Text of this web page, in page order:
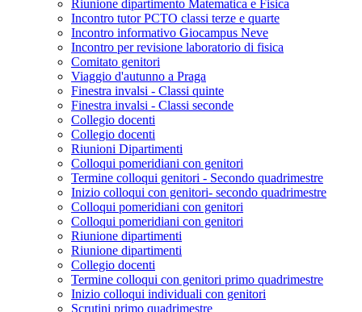
Riunione dipartimento Matematica e Fisica
Incontro tutor PCTO classi terze e quarte
Incontro informativo Giocampus Neve
Incontro per revisione laboratorio di fisica
Comitato genitori
Viaggio d'autunno a Praga
Finestra invalsi - Classi quinte
Finestra invalsi - Classi seconde
Collegio docenti
Collegio docenti
Riunioni Dipartimenti
Colloqui pomeridiani con genitori
Termine colloqui genitori - Secondo quadrimestre
Inizio colloqui con genitori- secondo quadrimestre
Colloqui pomeridiani con genitori
Colloqui pomeridiani con genitori
Riunione dipartimenti
Riunione dipartimenti
Collegio docenti
Termine colloqui con genitori primo quadrimestre
Inizio colloqui individuali con genitori
Scrutini primo quadrimestre